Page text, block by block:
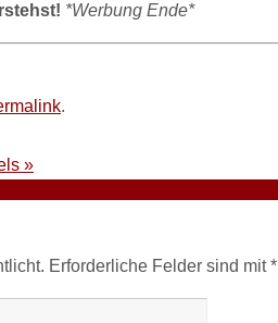
*Werbung Ende*
.
»
Erforderliche Felder sind mit*